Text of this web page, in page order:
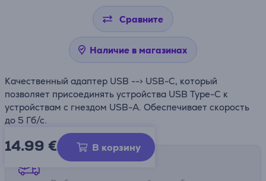
Сравните
Наличие в магазинах
Качественный адаптер USB --> USB-C, который
позволяет присоединять устройства USB Type-C к
устройствам с гнездом USB-A. Обеспечивает скорость
до 5 Гб/с.
14.99 € В корзину
Способы доставки